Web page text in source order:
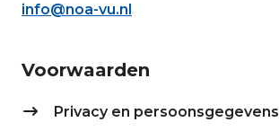
info@noa-vu.nl
Voorwaarden
Privacy en persoonsgegevens